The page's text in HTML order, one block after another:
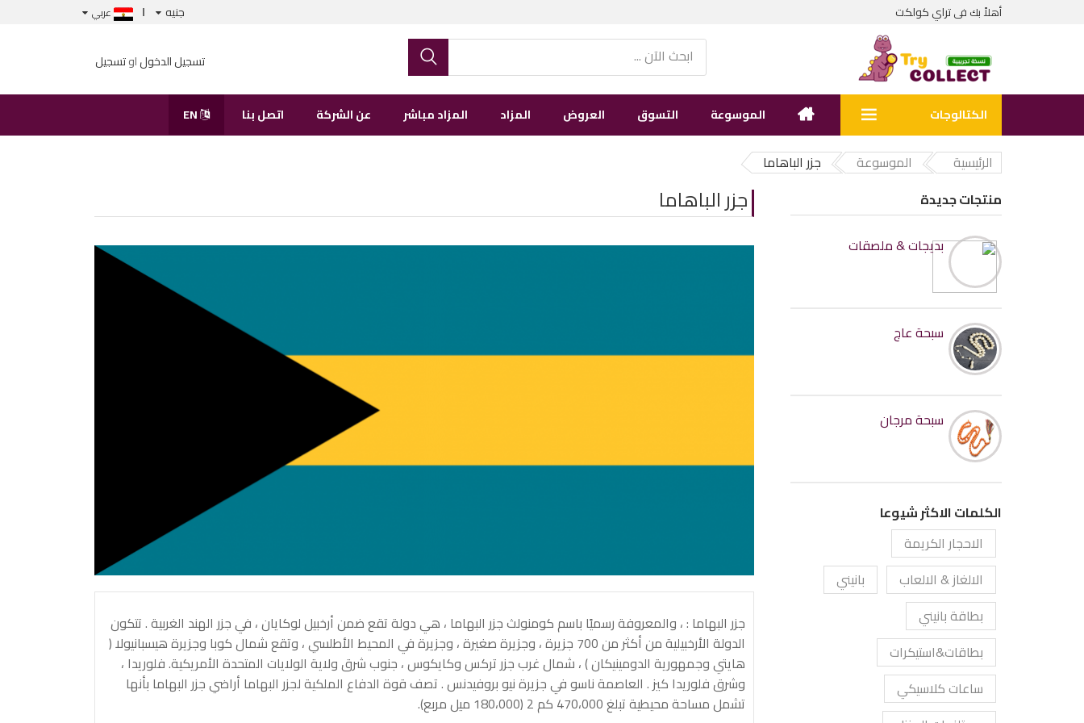
أهلاً بك فىتراي كولكت جنيه عربي
تسجيل الدخولاوتسجيل
الكتالوجات الموسوعة التسوق العروض المزاد المزاد مباشر عن الشركة اتصل بنا
الرئيسية الموسوعة
جزر الباهاما
منتجات جديدة
بديجات & ملصقات
سبحة عاج
سبحة مرجان
الكلمات الاكثر شيوعا
الاحجار الكريمة
الالغاز & الالعاب
بانيني
بطاقة بانيني
بطاقات&استيكرات
ساعات كلاسيكي
جزر الباهاما
جزر البهاما : ، والمعروفة رسميًا باسم كومنولث جزر البهاما ، هي دولة تقع ضمن أرخبيل لوكايان ، في جزر الهند الغربية . تتكون
الدولة الأرخبيلية من أكثر من 700 جزيرة ، وجزيرة صغيرة ، وجزيرة في المحيط الأطلسي ، وتقع شمال كوبا وجزيرة هيسبانيولا (
هايتي وجمهورية الدومينيكان ) ، شمال غرب جزر تركس وكايكوس ، جنوب شرق ولاية الولايات المتحدة الأمريكية. فلوريدا ،
وشرق فلوريدا كيز . العاصمة ناسو في جزيرة نيو بروفيدنس . تصف قوة الدفاع الملكية لجزر البهاما أراضي جزر البهاما بأنها
تشمل مساحة محيطية تبلغ 470،000 كم 2 (180،000 ميل مربع).